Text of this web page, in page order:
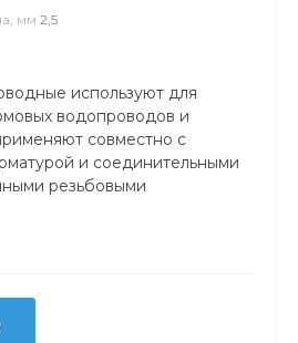
мм 2,5
используют для
водопроводов и
совместно с
и соединительными
резьбовыми